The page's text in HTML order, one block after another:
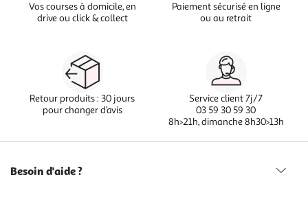
Vos courses à domicile, en
drive ou click & collect
Paiement sécurisé en ligne
ou au retrait
Retour produits : 30 jours
pour changer d’avis
Service client 7j/7
03 59 30 59 30
8h>21h, dimanche 8h30>13h
Besoin d'aide ?